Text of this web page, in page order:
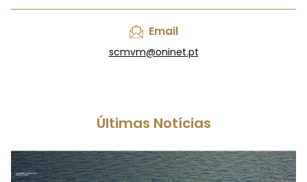
Email
scmvm@oninet.pt
Últimas Notícias